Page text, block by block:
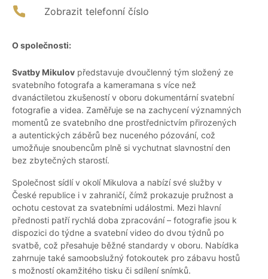
Zobrazit telefonní číslo
O společnosti:
Svatby Mikulov představuje dvoučlenný tým složený ze
svatebního fotografa a kameramana s více než
dvanáctiletou zkušeností v oboru dokumentární svatební
fotografie a videa. Zaměřuje se na zachycení významných
momentů ze svatebního dne prostřednictvím přirozených
a autentických záběrů bez nuceného pózování, což
umožňuje snoubencům plně si vychutnat slavnostní den
bez zbytečných starostí.
Společnost sídlí v okolí Mikulova a nabízí své služby v
České republice i v zahraničí, čímž prokazuje pružnost a
ochotu cestovat za svatebními událostmi. Mezi hlavní
přednosti patří rychlá doba zpracování – fotografie jsou k
dispozici do týdne a svatební video do dvou týdnů po
svatbě, což přesahuje běžné standardy v oboru. Nabídka
zahrnuje také samoobslužný fotokoutek pro zábavu hostů
s možností okamžitého tisku či sdílení snímků.